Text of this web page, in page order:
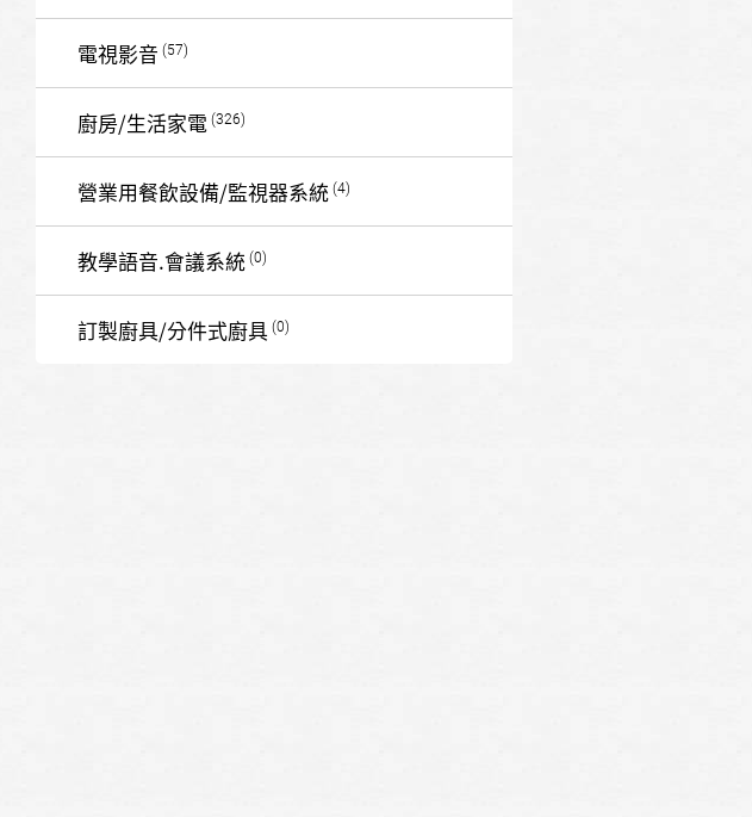
電視影音
廚房/生活家電
營業用餐飲設備/監視器系統
教學語音.會議系統
訂製廚具/分件式廚具